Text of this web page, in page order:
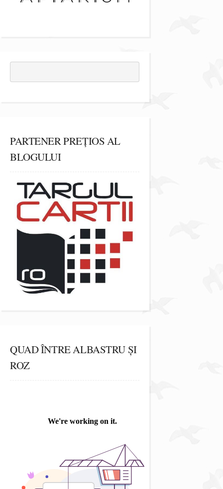
PARTENER PREȚIOS AL
BLOGULUI
QUAD ÎNTRE ALBASTRU ȘI
ROZ